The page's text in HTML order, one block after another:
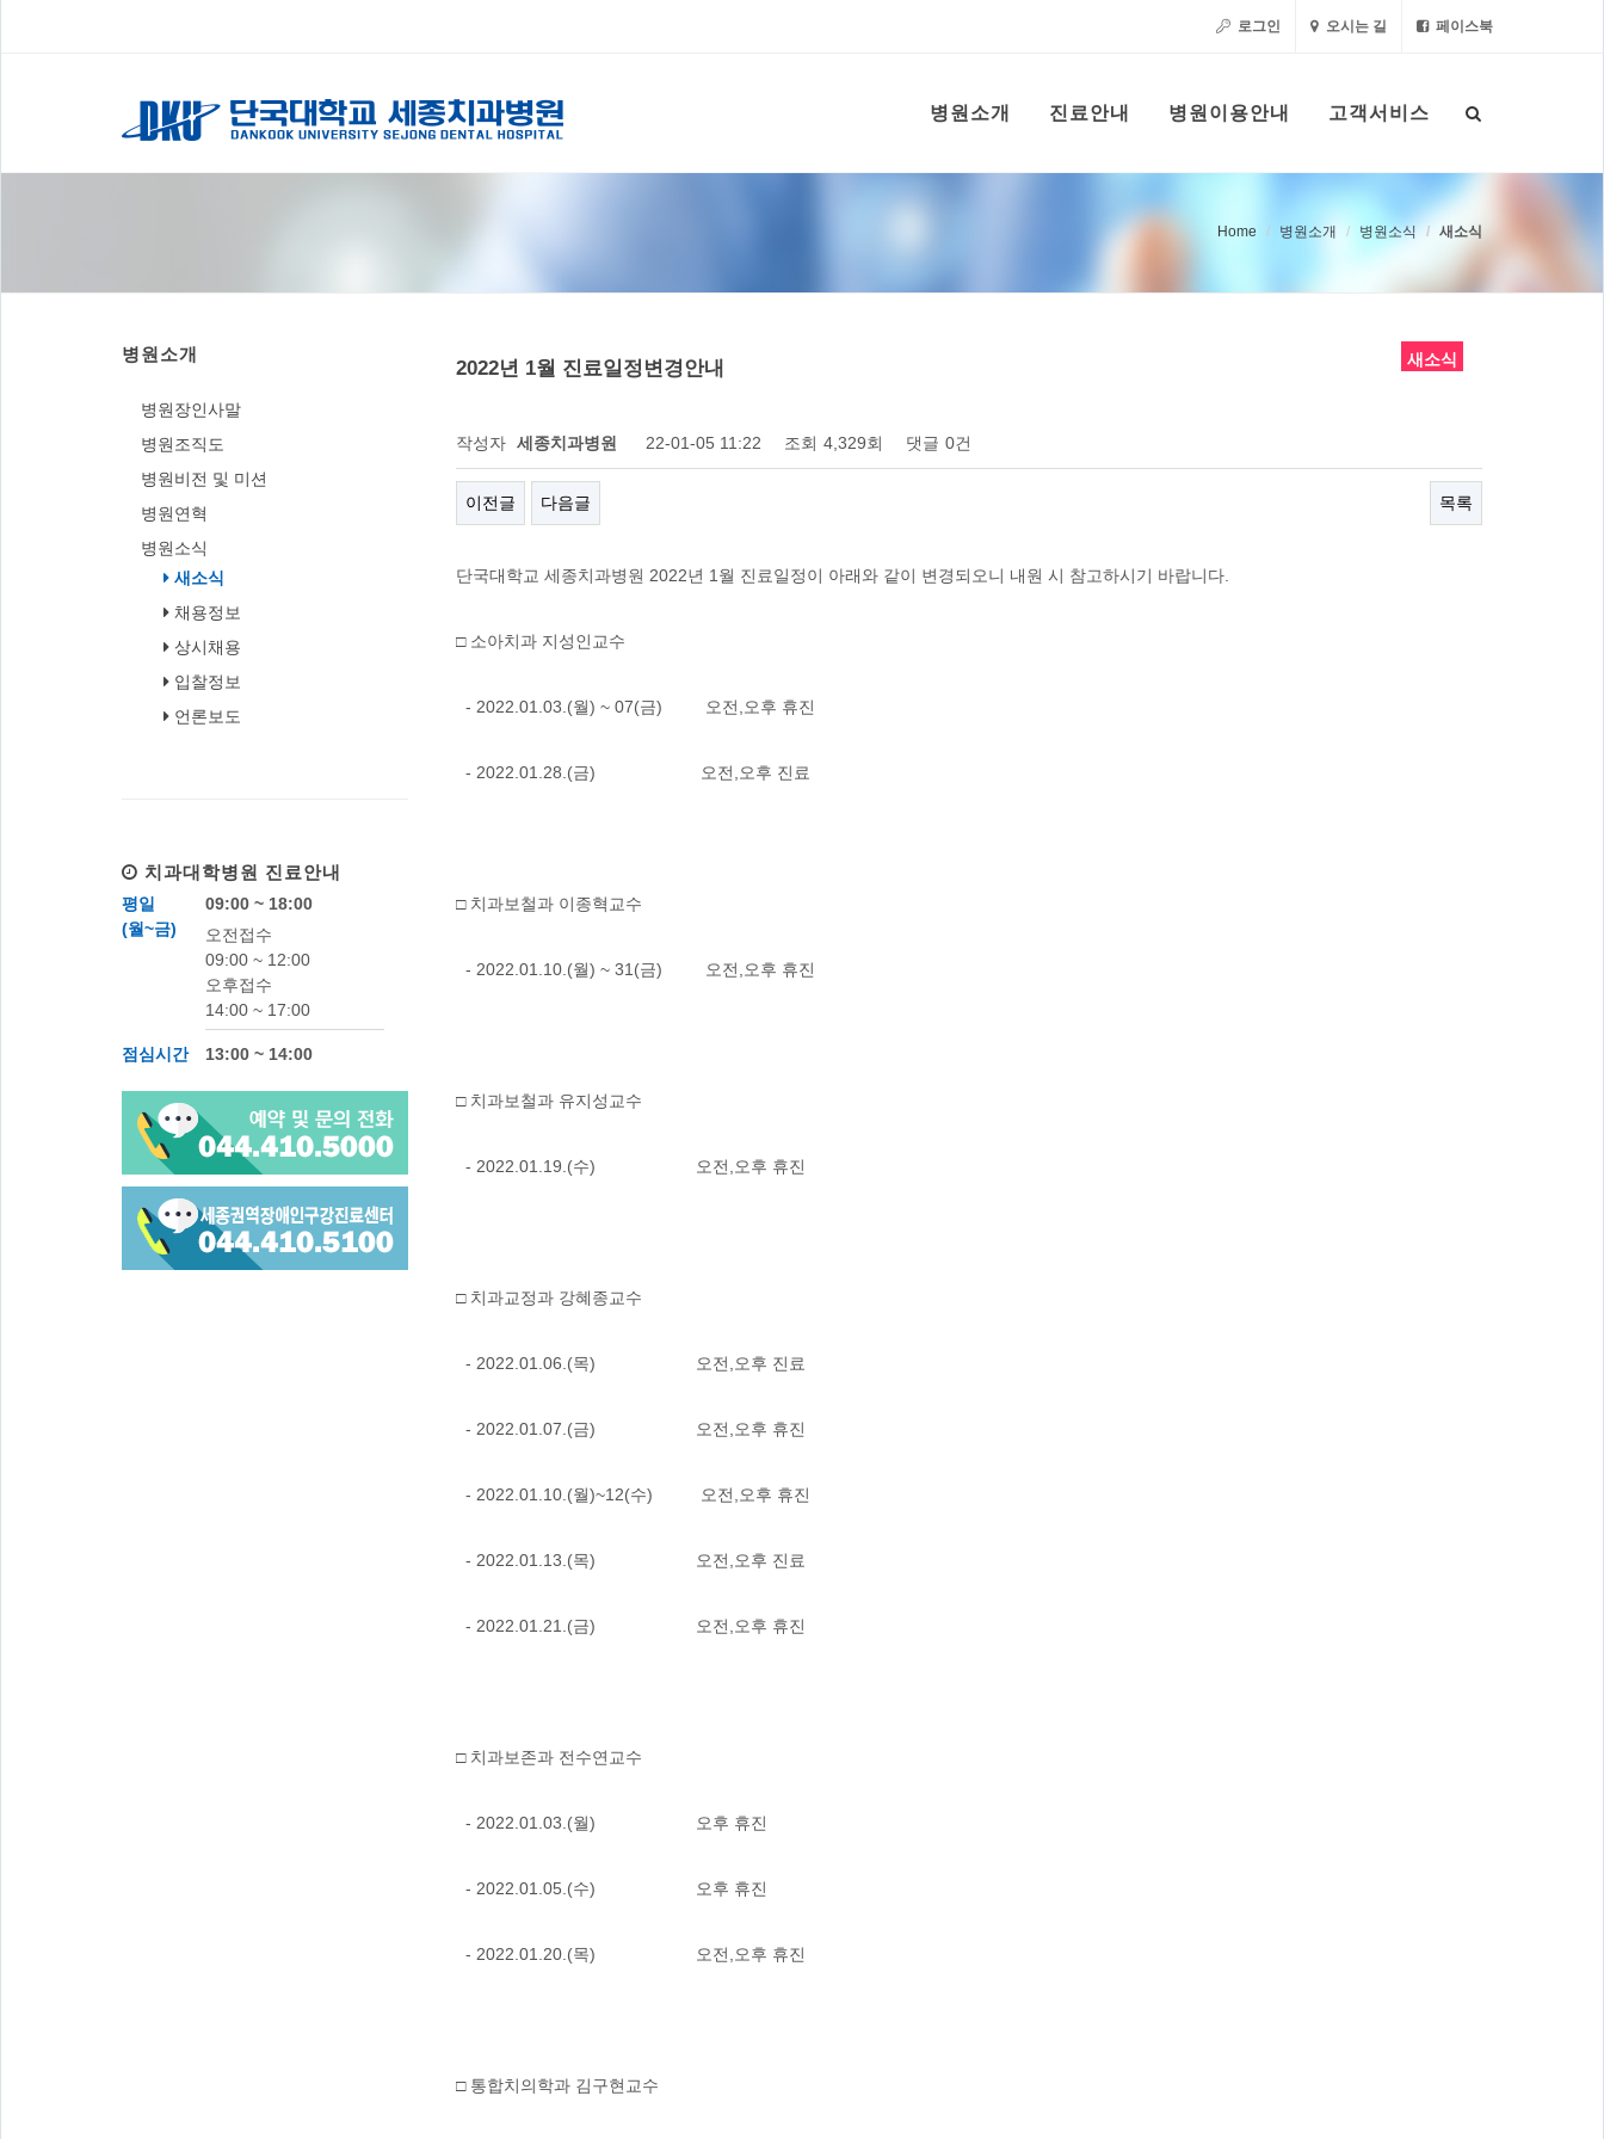
로그인 오시는 길 페이스북
병원소개 진료안내 병원이용안내 고객서비스
Home 병원소개 병원소식 새소식
새소식
2022년 1월 진료일정변경안내
작성자 세종치과병원 22-01-05 11:22 조회 4,329회 댓글 0건
이전글 다음글 목록
단국대학교 세종치과병원 2022년 1월 진료일정이 아래와 같이 변경되오니 내원 시 참고하시기 바랍니다.
□ 소아치과 지성인교수
- 2022.01.03.(월) ~ 07(금) 오전,오후 휴진
- 2022.01.28.(금) 오전,오후 진료
□ 치과보철과 이종혁교수
- 2022.01.10.(월) ~ 31(금) 오전,오후 휴진
□ 치과보철과 유지성교수
- 2022.01.19.(수) 오전,오후 휴진
□ 치과교정과 강혜종교수
- 2022.01.06.(목) 오전,오후 진료
- 2022.01.07.(금) 오전,오후 휴진
- 2022.01.10.(월)~12(수) 오전,오후 휴진
- 2022.01.13.(목) 오전,오후 진료
- 2022.01.21.(금) 오전,오후 휴진
□ 치과보존과 전수연교수
- 2022.01.03.(월) 오후 휴진
- 2022.01.05.(수) 오후 휴진
- 2022.01.20.(목) 오전,오후 휴진
□ 통합치의학과 김구현교수
병원소개
병원장인사말
병원조직도
병원비전 및 미션
병원연혁
병원소식
새소식
채용정보
상시채용
입찰정보
언론보도
치과대학병원 진료안내
평일
(월~금)
09:00 ~ 18:00
오전접수
09:00 ~ 12:00
오후접수
14:00 ~ 17:00
점심시간 13:00 ~ 14:00